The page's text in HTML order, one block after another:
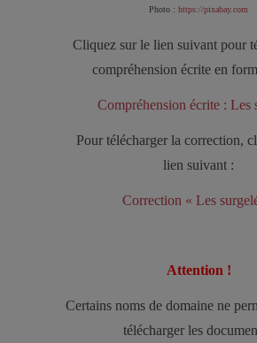
Photo : https://pixabay.com
Cliquez sur le lien suivant pour
compréhension écrite en
Compréhension écrite : Les
Pour télécharger la correction,
lien suivant :
Correction « Les
Attention !
Certains noms de domaine ne
télécharger les